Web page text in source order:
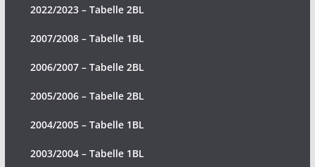
2022/2023 – Tabelle 2BL
2007/2008 – Tabelle 1BL
2006/2007 – Tabelle 2BL
2005/2006 – Tabelle 2BL
2004/2005 – Tabelle 1BL
2003/2004 – Tabelle 1BL